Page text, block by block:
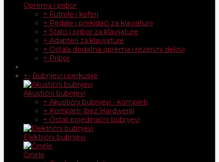
Oprema i pribor
+ Futrole i koferi
+ Pedale i prekidači za klaviature
+ Stalci i pribor za klavijature
+ Adapteri za klavijature
+ Ostala dodatna oprema i rezervni delovi
+ Pribor
+- Bubnjevi i perkusije
Akustični bubnjevi
+ Akustični bubnjevi - kompleti
+ Kompleti (bez Hardwera)
+ Ostali pojedinačni bubnjevi
Električni bubnjevi
Činele